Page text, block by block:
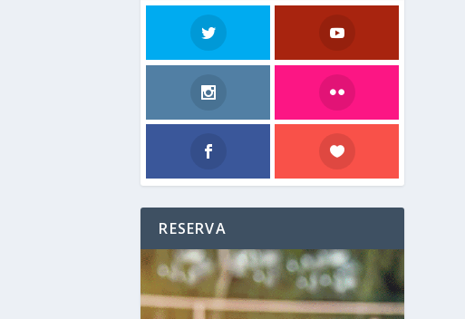
RESERVA